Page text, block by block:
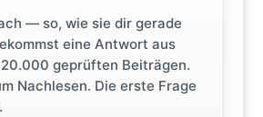
— so, wie sie dir gerade
eine Antwort aus
geprüften Beiträgen.
Nachlesen. Die erste Frage